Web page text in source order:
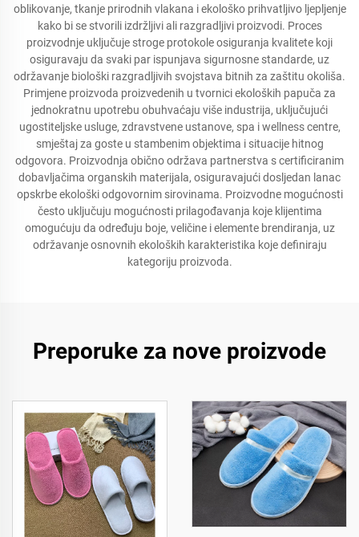
oblikovanje, tkanje prirodnih vlakana i ekološko prihvatljivo ljepljenje
kako bi se stvorili izdržljivi ali razgradljivi proizvodi. Proces
proizvodnje uključuje stroge protokole osiguranja kvalitete koji
osiguravaju da svaki par ispunjava sigurnosne standarde, uz
održavanje biološki razgradljivih svojstava bitnih za zaštitu okoliša.
Primjene proizvoda proizvedenih u tvornici ekoloških papuča za
jednokratnu upotrebu obuhvaćaju više industrija, uključujući
ugostiteljske usluge, zdravstvene ustanove, spa i wellness centre,
smještaj za goste u stambenim objektima i situacije hitnog
odgovora. Proizvodnja obično održava partnerstva s certificiranim
dobavljačima organskih materijala, osiguravajući dosljedan lanac
opskrbe ekološki odgovornim sirovinama. Proizvodne mogućnosti
često uključuju mogućnosti prilagođavanja koje klijentima
omogućuju da određuju boje, veličine i elemente brendiranja, uz
održavanje osnovnih ekoloških karakteristika koje definiraju
kategoriju proizvoda.
Preporuke za nove proizvode